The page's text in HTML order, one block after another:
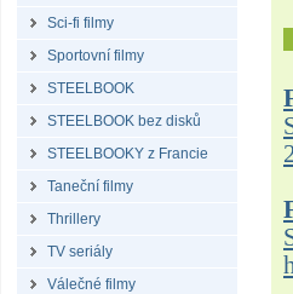
Sci-fi filmy
Sportovní filmy
STEELBOOK
STEELBOOK bez disků
STEELBOOKY z Francie
Taneční filmy
Thrillery
TV seriály
Válečné filmy